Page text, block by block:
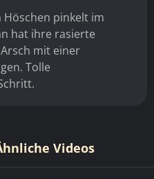
Höschen pinkelt im
hat ihre rasierte
mit einer
Tolle
Videos